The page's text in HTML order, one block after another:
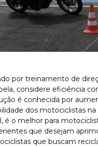
por treinamento de
considere eficiência
é conhecida por
dos motociclistas
é o melhor para
que desejam
que buscam